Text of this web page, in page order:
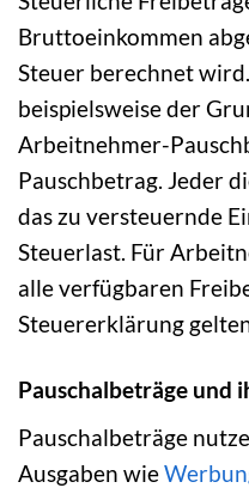
Bruttoeinkommen
Steuer berechnet
beispielsweise der
Arbeitnehmer-
Pauschbetrag. Jeder
das zu versteuernde
Steuerlast. Für
alle verfügbaren
Steuererklärung
Pauschalbeträge und
Pauschalbeträge
Ausgaben wie